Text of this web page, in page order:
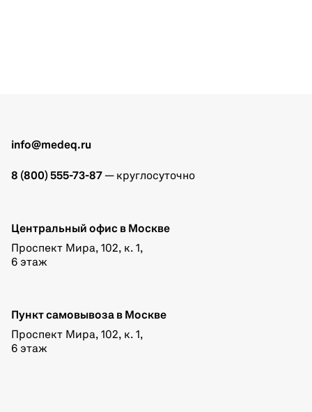
info@medeq.ru
8 (800) 555-73-87 — круглосуточно
Центральный офис в Москве
Проспект Мира, 102, к. 1,
6 этаж
Пункт самовывоза в Москве
Проспект Мира, 102, к. 1,
6 этаж